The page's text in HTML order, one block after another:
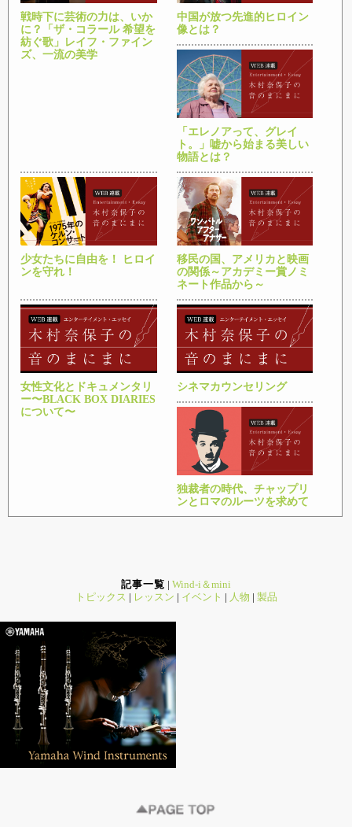
戦時下に芸術の力は、いか
に？「ザ・コラール 希望を
紡ぐ歌」レイフ・ファイン
ズ、一流の美学
中国が放つ先進的ヒロイン
像とは？
「エレノアって、グレイ
ト。」嘘から始まる美しい
物語とは？
少女たちに自由を！ ヒロイ
ンを守れ！
移民の国、アメリカと映画
の関係～アカデミー賞ノミ
ネート作品から～
女性文化とドキュメンタリ
ー〜BLACK BOX DIARIES
について〜
シネマカウンセリング
独裁者の時代、チャップリ
ンとロマのルーツを求めて
記事一覧 | Wind-i＆mini
トピックス | レッスン | イベント | 人物 | 製品